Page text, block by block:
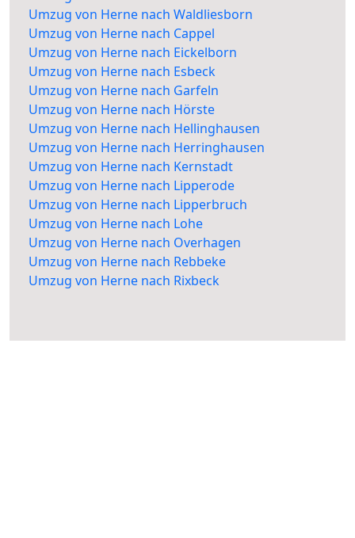
Umzug von Herne nach Waldliesborn
Umzug von Herne nach Cappel
Umzug von Herne nach Eickelborn
Umzug von Herne nach Esbeck
Umzug von Herne nach Garfeln
Umzug von Herne nach Hörste
Umzug von Herne nach Hellinghausen
Umzug von Herne nach Herringhausen
Umzug von Herne nach Kernstadt
Umzug von Herne nach Lipperode
Umzug von Herne nach Lipperbruch
Umzug von Herne nach Lohe
Umzug von Herne nach Overhagen
Umzug von Herne nach Rebbeke
Umzug von Herne nach Rixbeck